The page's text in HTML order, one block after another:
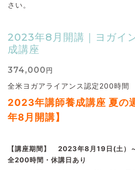
さい。
2023年8月開講｜ヨガイ
成講座
374,000 円
全米ヨガアライアンス認定200時間
2023年講師養成講座 夏の
年8月開講】
【講座期間】
2023年8月19日(土）
全200時間・休講日あり